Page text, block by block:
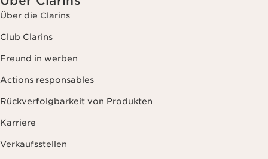
Über die Clarins
Club Clarins
Freund in werben
Actions responsables
Rückverfolgbarkeit von Produkten
Karriere
Verkaufsstellen